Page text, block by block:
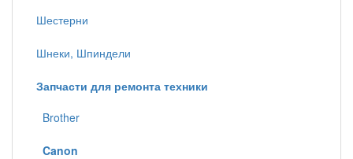
Шестерни
Шнеки, Шпиндели
Запчасти для ремонта техники
Brother
Canon